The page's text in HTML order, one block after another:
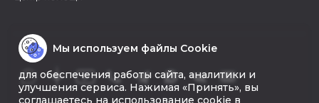
Мы используем файлы Cookie
для обеспечения работы сайта, аналитики и
улучшения сервиса. Нажимая «Принять», вы
соглашаетесь на использование cookie в